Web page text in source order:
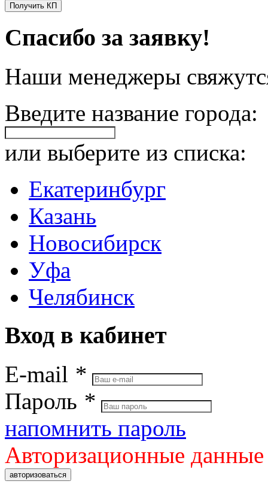
Получить КП
Спасибо за заявку!
Наши менеджеры
Введите название города:
или выберите из списка:
Екатеринбург
Казань
Новосибирск
Уфа
Челябинск
Вход в кабинет
E-mail *
Пароль *
напомнить пароль
Авторизационные
авторизоваться